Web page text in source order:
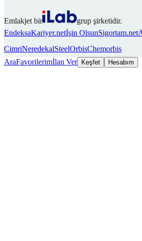
Emlakjet bir
grup şirketidir.
EndeksaKariyer.netİşin OlsunSigortam.net
CimriNeredekalSteelOrbisChemorbis
AraFavorilerimİlan Ver Keşfet Hesabım